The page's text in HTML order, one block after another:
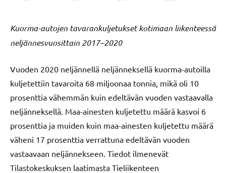
Kuorma-autojen tavarankuljetukset kotimaan liikenteessä
neljännesvuosittain 2017–2020
Vuoden 2020 neljännellä neljänneksellä kuorma-autoilla
kuljetettiin tavaroita 68 miljoonaa tonnia, mikä oli 10
prosenttia vähemmän kuin edeltävän vuoden vastaavalla
neljänneksellä. Maa-ainesten kuljetettu määrä kasvoi 6
prosenttia ja muiden kuin maa-ainesten kuljetettu määrä
väheni 17 prosenttia verrattuna edeltävän vuoden
vastaavaan neljännekseen. Tiedot ilmenevät
Tilastokeskuksen laatimasta Tieliikenteen